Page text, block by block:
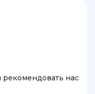
рекомендовать нас